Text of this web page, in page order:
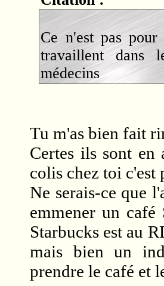
Ce n'est pas
travaillent dans
médecins
Tu m'as bien fait
Certes ils sont
colis chez toi c'est
Ne serais-ce que
emmener un
Starbucks est au
mais bien un
prendre le café et